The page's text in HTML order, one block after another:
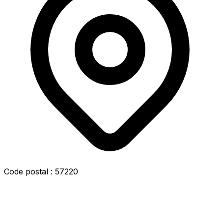
Code postal : 57220